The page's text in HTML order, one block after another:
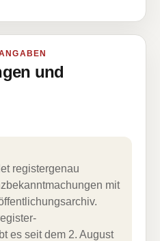
und
registergenau
mit
es seit dem 2. August